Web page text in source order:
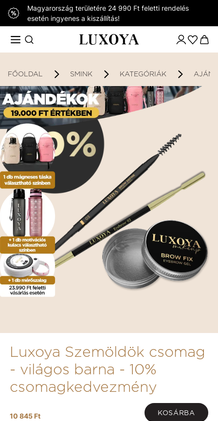
Magyarország területére 24 990 Ft feletti rendelés
esetén ingyenes a kiszállítás!
FŐOLDAL SMINK KATEGÓRIÁK
Luxoya Szemöldök csomag
- világos barna - 10%
csomagkedvezmény
10 845 Ft KOSÁRBA